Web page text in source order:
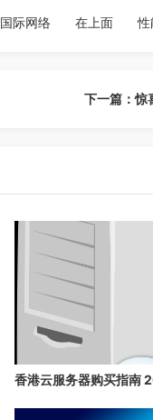
国际网络 在上面 性
下一篇：惊